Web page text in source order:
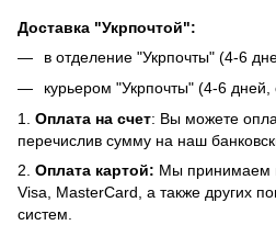
Доставка "Укрпочтой":
в отделение "Укрпочты" (4-6
курьером "Укрпочты" (4-6 дней,
1. Оплата на счет: Вы можете
перечислив сумму на наш
2. Оплата картой: Мы принимаем
Visa, MasterCard, а также других
систем.